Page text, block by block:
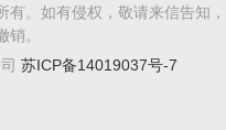
。如有侵权，敬请来信告知，
销。
苏ICP备14019037号-7